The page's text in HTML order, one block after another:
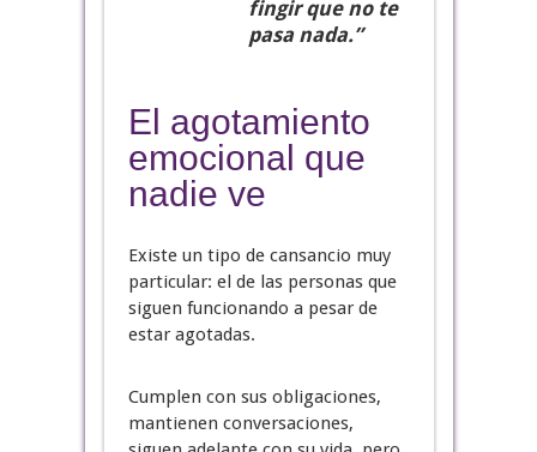
fingir que no te
pasa nada.”
El agotamiento
emocional que
nadie ve
Existe un tipo de cansancio muy
particular: el de las personas que
siguen funcionando a pesar de
estar agotadas.
Cumplen con sus obligaciones,
mantienen conversaciones,